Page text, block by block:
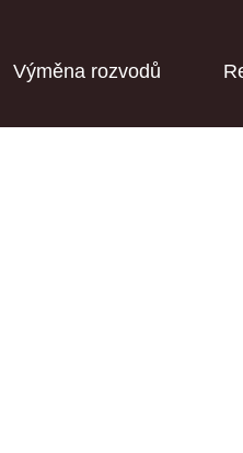
Výměna rozvodů